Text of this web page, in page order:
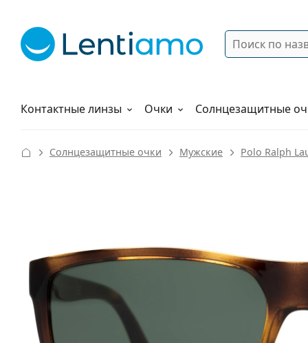
Поиск
Контактные линзы
Растворы Очки Солнцезащитные
Как заказать
Солнцезащитные очки Мужские Polo Ralph
Ширина